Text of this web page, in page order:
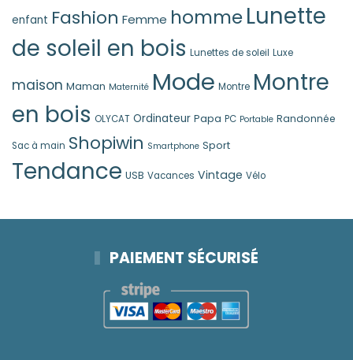
enfant Fashion Femme hommeLunette
de soleil en bois Lunettes de soleil Luxe
maison Maman Maternité Mode Montre Montre
en bois OLYCAT Ordinateur Papa PC Portable Randonnée
Sac à main Shopiwin Smartphone Sport
Tendance USB Vacances Vintage Vélo
PAIEMENT SÉCURISÉ